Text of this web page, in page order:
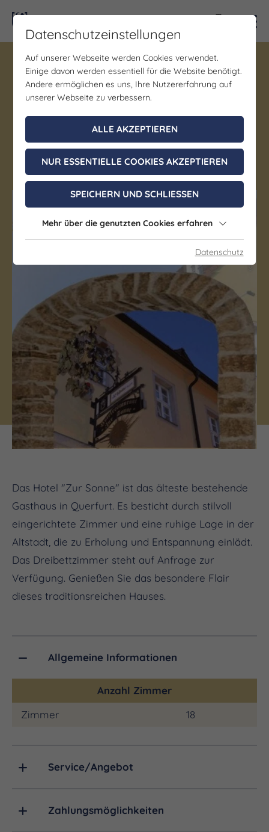
Gastgeber | Gastronomie
Hotel "Zur Sonne"
Deutsche Küche | Regionale Küche |
Abendessen | Frühstücksbufett | Gutbürgerliche
Küche | Senioren-Portionen
Das Hotel "Zur Sonne" ist das älteste bestehende
Gasthaus in Querfurt. Es besticht durch stilvoll
eingerichtete Zimmer und eine ruhige Lage in der
Altstadt, die zu Erholung und Entspannung einlädt.
Das Dreibettzimmer steht auf Anfrage zur
Verfügung. Genießen Sie das besondere Flair
dieses traditionsreichen Hauses.
Allgemeine Informationen
Anzahl Zimmer
Zimmer
18
Service/Angebot
Zahlungsmöglichkeiten
Datenschutzeinstellungen
Auf unserer Webseite werden Cookies verwendet.
Einige davon werden essentiell für die Website benötigt.
Andere ermöglichen es uns, Ihre Nutzererfahrung auf
unserer Webseite zu verbessern.
ALLE AKZEPTIEREN
NUR ESSENTIELLE COOKIES AKZEPTIEREN
SPEICHERN UND SCHLIESSEN
Mehr über die genutzten Cookies erfahren
Datenschutz